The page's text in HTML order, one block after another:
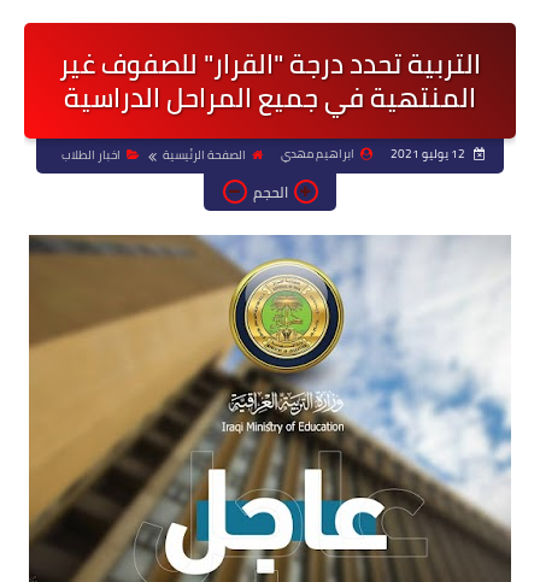
التربية تحدد درجة "القرار" للصفوف غير
المنتهية في جميع المراحل الدراسية
ابراهيم مهدي الصفحة الرئيسية اخبار الطلاب
الحجم